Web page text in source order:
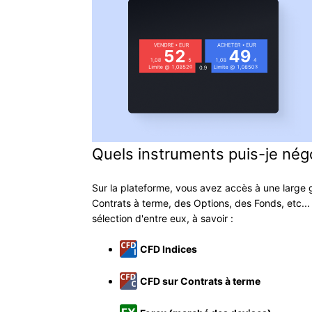
Quels instruments puis-je
Sur la plateforme, vous avez accès à une
Contrats à terme, des Options, des Fonds,
sélection d'entre eux, à savoir :
CFD Indices
CFD sur Contrats à terme